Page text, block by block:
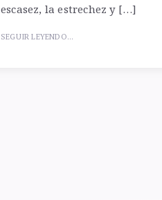
escasez, la estrechez y […]
SEGUIR LEYENDO...